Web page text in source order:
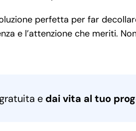
perfetta per far
e l’attenzione che meriti.
e dai vita al tuo